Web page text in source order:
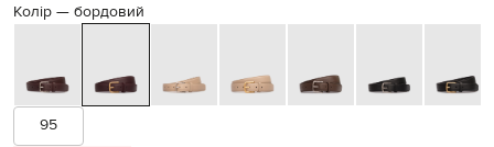
Колір — бордовий
95